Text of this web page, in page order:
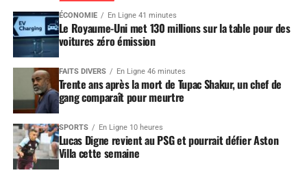
ÉCONOMIE En Ligne 41 minutes
Le Royaume-Uni met 130 millions sur la table pour des
voitures zéro émission
FAITS DIVERS En Ligne 46 minutes
Trente ans après la mort de Tupac Shakur, un chef de
gang comparaît pour meurtre
SPORTS En Ligne 10 heures
Lucas Digne revient au PSG et pourrait défier Aston
Villa cette semaine